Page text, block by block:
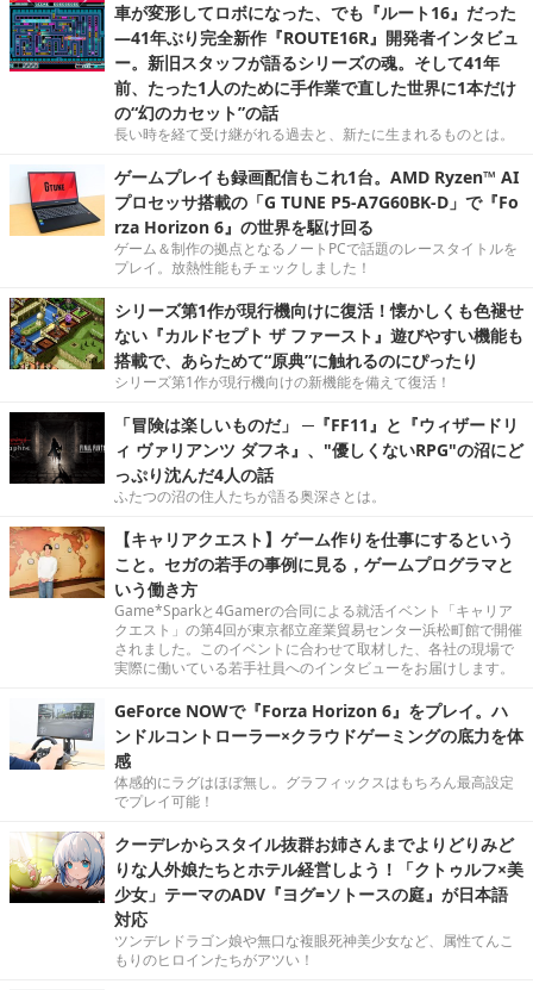
車が変形してロボになった、でも『ルート16』だった
―41年ぶり完全新作『ROUTE16R』開発者インタビュ
ー。新旧スタッフが語るシリーズの魂。そして41年
前、たった1人のために手作業で直した世界に1本だけ
の“幻のカセット”の話
長い時を経て受け継がれる過去と、新たに生まれるものとは。
ゲームプレイも録画配信もこれ1台。AMD Ryzen™ AI
プロセッサ搭載の「G TUNE P5-A7G60BK-D」で『Fo
rza Horizon 6』の世界を駆け回る
ゲーム＆制作の拠点となるノートPCで話題のレースタイトルを
プレイ。放熱性能もチェックしました！
シリーズ第1作が現行機向けに復活！懐かしくも色褪せ
ない『カルドセプト ザ ファースト』遊びやすい機能も
搭載で、あらためて“原典”に触れるのにぴったり
シリーズ第1作が現行機向けの新機能を備えて復活！
「冒険は楽しいものだ」 ─『FF11』と『ウィザードリ
ィ ヴァリアンツ ダフネ』、"優しくないRPG"の沼にど
っぷり沈んだ4人の話
ふたつの沼の住人たちが語る奥深さとは。
【キャリアクエスト】ゲーム作りを仕事にするという
こと。セガの若手の事例に見る，ゲームプログラマと
いう働き方
Game*Sparkと4Gamerの合同による就活イベント「キャリア
クエスト」の第4回が東京都立産業貿易センター浜松町館で開催
されました。このイベントに合わせて取材した、各社の現場で
実際に働いている若手社員へのインタビューをお届けします。
GeForce NOWで『Forza Horizon 6』をプレイ。ハ
ンドルコントローラー×クラウドゲーミングの底力を体
感
体感的にラグはほぼ無し。グラフィックスはもちろん最高設定
でプレイ可能！
クーデレからスタイル抜群お姉さんまでよりどりみど
りな人外娘たちとホテル経営しよう！「クトゥルフ×美
少女」テーマのADV『ヨグ=ソトースの庭』が日本語
対応
ツンデレドラゴン娘や無口な複眼死神美少女など、属性てんこ
もりのヒロインたちがアツい！